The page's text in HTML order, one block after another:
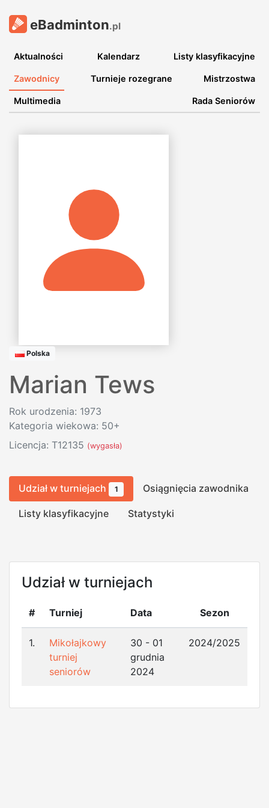
eBadminton.pl
Aktualności Kalendarz Listy klasyfikacyjne
Zawodnicy Turnieje rozegrane Mistrzostwa
Multimedia Rada Seniorów
Polska
Marian Tews
Rok urodzenia: 1973
Kategoria wiekowa: 50+
Licencja: T12135 (wygasła)
Udział w turniejach 1 Osiągnięcia zawodnika
Listy klasyfikacyjne Statystyki
Udział w turniejach
# Turniej Data Sezon
1.
Mikołajkowy
turniej
seniorów
30 - 01
grudnia
2024
2024/2025